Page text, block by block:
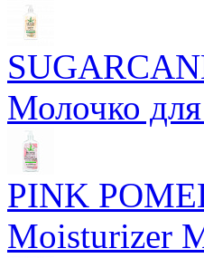
Молочко для
PINK
Moisturizer